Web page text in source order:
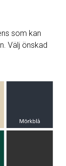
som kan
Välj önskad